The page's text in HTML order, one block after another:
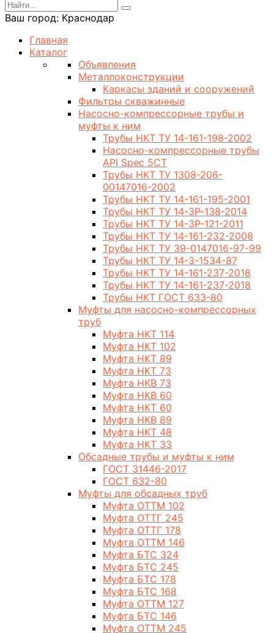
Ваш город: Краснодар
Главная
Каталог
Объявления
Металлоконструкции
Каркасы зданий и сооружений
Фильтры скважинные
Насосно-компрессорные трубы и
муфты к ним
Трубы НКТ ТУ 14-161-198-2002
Насосно-компрессорные трубы
API Spec 5CT
Трубы НКТ ТУ 1308-206-
00147016-2002
Трубы НКТ ТУ 14-161-195-2001
Трубы НКТ ТУ 14-3Р-138-2014
Трубы НКТ ТУ 14-3Р-121-2011
Трубы НКТ ТУ 14-161-232-2008
Трубы НКТ ТУ 39-0147016-97-99
Трубы НКТ ТУ 14-3-1534-87
Трубы НКТ ТУ 14-161-237-2018
Трубы НКТ ТУ 14-161-237-2018
Трубы НКТ ГОСТ 633-80
Муфты для насосно-компрессорных
труб
Муфта НКТ 114
Муфта НКТ 102
Муфта НКТ 89
Муфта НКТ 73
Муфта НКВ 73
Муфта НКВ 60
Муфта НКТ 60
Муфта НКВ 89
Муфта НКТ 48
Муфта НКТ 33
Обсадные трубы и муфты к ним
ГОСТ 31446-2017
ГОСТ 632-80
Муфты для обсадных труб
Муфта ОТТМ 102
Муфта ОТТГ 245
Муфта ОТТГ 178
Муфта ОТТМ 146
Муфта БТС 324
Муфта БТС 245
Муфта БТС 178
Муфта БТС 168
Муфта ОТТМ 127
Муфта БТС 146
Муфта ОТТМ 245